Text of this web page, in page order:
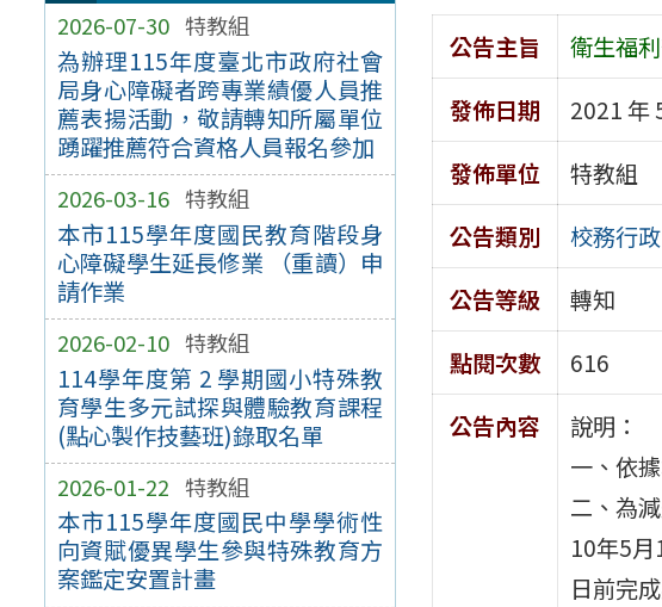
2026-07-30 特教組
為辦理115年度臺北市政府社會
局身心障礙者跨專業績優人員推
薦表揚活動，敬請轉知所屬單位
踴躍推薦符合資格人員報名參加
2026-03-16 特教組
本市115學年度國民教育階段身
心障礙學生延長修業 （重讀）申
請作業
2026-02-10 特教組
114學年度第 2 學期國小特殊教
育學生多元試探與體驗教育課程
(點心製作技藝班)錄取名單
2026-01-22 特教組
本市115學年度國民中學學術性
向資賦優異學生參與特殊教育方
案鑑定安置計畫
公告主旨
衛生福
發佈日期
2021 年
發佈單位
特教組
公告類別
校務行政
公告等級
轉知
點閱次數
616
公告內容
說明：
一、依
二、為
10年5
日前完